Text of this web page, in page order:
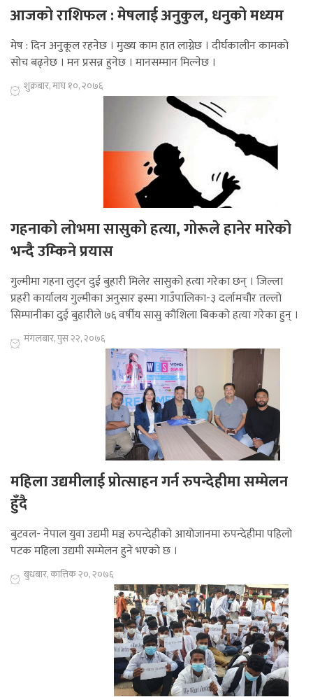
आजको राशिफल : मेषलाई अनुकुल, धनुको मध्यम
मेष : दिन अनुकूल रहनेछ । मुख्य काम हात लाग्नेछ । दीर्घकालीन कामको
सोच बढ्नेछ । मन प्रसन्न हुनेछ । मानसम्मान मिल्नेछ ।
शुक्रबार, माघ १०, २०७६
गहनाको लोभमा सासुको हत्या, गोरूले हानेर मारेको
भन्दै उम्किने प्रयास
गुल्मीमा गहना लुट्न दुई बुहारी मिलेर सासुको हत्या गरेका छन् । जिल्ला
प्रहरी कार्यालय गुल्मीका अनुसार इस्मा गाउँपालिका-३ दर्लामचौर तल्लो
सिम्पानीका दुई बुहारीले ७६ वर्षीय सासु कौशिला बिककाे हत्या गरेका हुन् ।
मंगलबार, पुस २२, २०७६
महिला उद्यमीलाई प्रोत्साहन गर्न रुपन्देहीमा सम्मेलन
हुँदै
बुटवल- नेपाल युवा उद्यमी मञ्च रुपन्देहीको आयोजानमा रुपन्देहीमा पहिलो
पटक महिला उद्यमी सम्मेलन हुने भएको छ ।
बुधबार, कात्तिक २०, २०७६